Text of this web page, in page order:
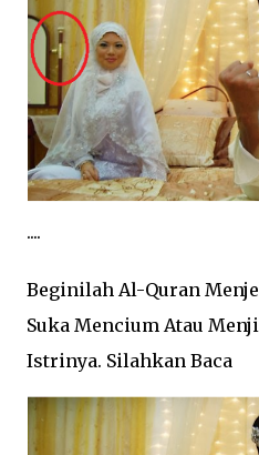
....
Beginilah Al-Quran
Suka Mencium Atau
Istrinya. Silahkan Baca